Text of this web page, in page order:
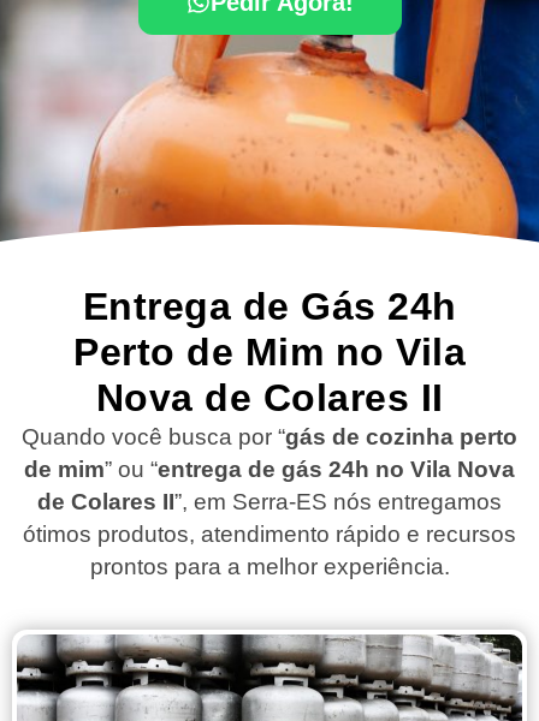
Entrega de Gás 24h
Perto de Mim no Vila
Nova de Colares II
Quando você busca por “gás de cozinha perto
de mim” ou “entrega de gás 24h no Vila Nova
de Colares II”, em Serra-ES nós entregamos
ótimos produtos, atendimento rápido e recursos
prontos para a melhor experiência.